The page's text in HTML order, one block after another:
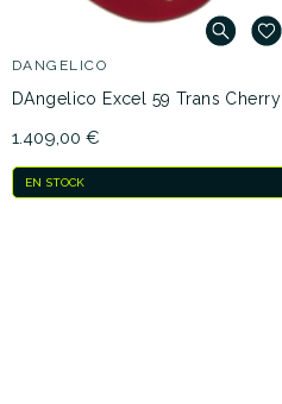
DANGELICO
DAngelico Excel 59 Trans Cherry
1.409,00 €
EN STOCK